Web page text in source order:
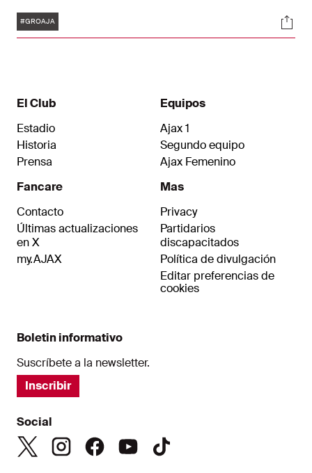
Euroborg empieza el domingo a las 14:30 horas.
Etiquetas
#GROAJA
El Club
Estadio
Historia
Prensa
Fancare
Contacto
Últimas actualizaciones
en X
my.AJAX
Equipos
Ajax 1
Segundo equipo
Ajax Femenino
Mas
Privacy
Partidarios
discapacitados
Política de divulgación
Editar preferencias de
cookies
Boletin informativo
Suscríbete a la newsletter.
Inscribir
Social